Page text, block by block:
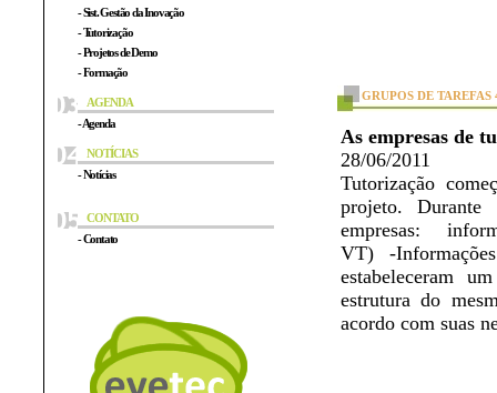
- Sist. Gestão da Inovação
- Tutorização
- Projetos de Demo
- Formação
AGENDA
- Agenda
NOTÍCIAS
- Notícias
CONTATO
- Contato
GRUPOS DE TAREFAS
As empresas de
28/06/2011
Tutorização
projeto.
empresas:
VT) -
estabeleceram
estrutura do
acordo com suas